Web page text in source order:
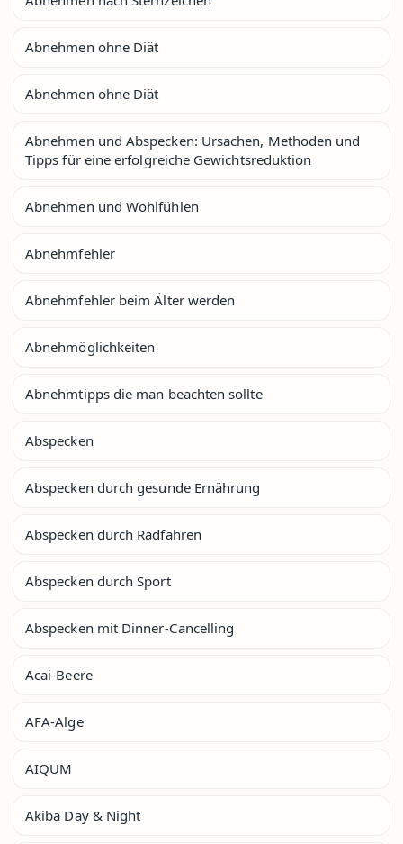
Abnehmen ohne Diät
Abnehmen ohne Diät
Abnehmen und Abspecken: Ursachen, Methoden und
Tipps für eine erfolgreiche Gewichtsreduktion
Abnehmen und Wohlfühlen
Abnehmfehler
Abnehmfehler beim Älter werden
Abnehmöglichkeiten
Abnehmtipps die man beachten sollte
Abspecken
Abspecken durch gesunde Ernährung
Abspecken durch Radfahren
Abspecken durch Sport
Abspecken mit Dinner-Cancelling
Acai-Beere
AFA-Alge
AIQUM
Akiba Day & Night